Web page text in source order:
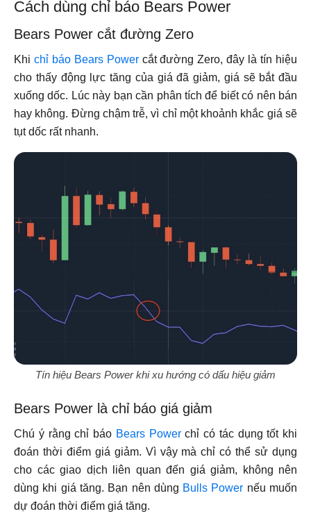
Cách dùng chỉ báo Bears Power
Bears Power cắt đường Zero
Khi chỉ báo Bears Powercắt đường Zero, đây là tín hiệu
cho thấy động lực tăng của giá đã giảm, giá sẽ bắt đầu
xuống dốc. Lúc này bạn cần phân tích để biết có nên bán
hay không. Đừng chậm trễ, vì chỉ một khoảnh khắc giá sẽ
tụt dốc rất nhanh.
Tín hiệu Bears Power khi xu hướng có dấu hiệu giảm
Bears Power là chỉ báo giá giảm
Chú ý rằng chỉ báo Bears Powerchỉ có tác dụng tốt khi
đoán thời điểm giá giảm. Vì vậy mà chỉ có thể sử dụng
cho các giao dịch liên quan đến giá giảm, không nên
dùng khi giá tăng. Bạn nên dùng Bulls Power nếu muốn
dự đoán thời điểm giá tăng.